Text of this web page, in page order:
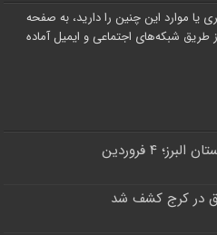
یا موارد این چنین را دارید، به صفحه
طریق شبکه‌های اجتماعی و ایمیل آماده
۴ فروردین